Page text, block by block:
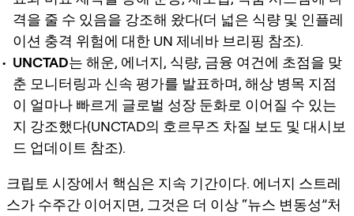
격을 줄 수 있음을 강조해 왔다(더 넓은 식량 및 인플레
이션 충격 위험에 대한 UN 제네바 브리핑 참조).
UNCTAD는 해운, 에너지, 식량, 금융 여건에 초점을 맞
춘 모니터링과 신속 평가를 발표하며, 해상 병목 지점
이 얼마나 빠르게 글로벌 성장 둔화로 이어질 수 있는
지 강조했다(UNCTAD의 호르무즈 차질 보도 및 대시보
드 업데이트 참조).
크립토 시장에서 핵심은 지속 기간이다. 에너지 스트레
스가 수주간 이어지면, 그것은 더 이상 “뉴스 변동성”처